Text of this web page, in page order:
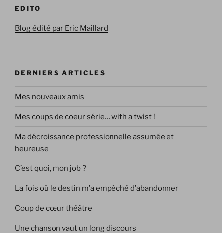
EDITO
Blog édité par Eric Maillard
DERNIERS ARTICLES
Mes nouveaux amis
Mes coups de coeur série… with a twist !
Ma décroissance professionnelle assumée et
heureuse
C’est quoi, mon job ?
La fois où le destin m’a empêché d’abandonner
Coup de cœur théâtre
Une chanson vaut un long discours